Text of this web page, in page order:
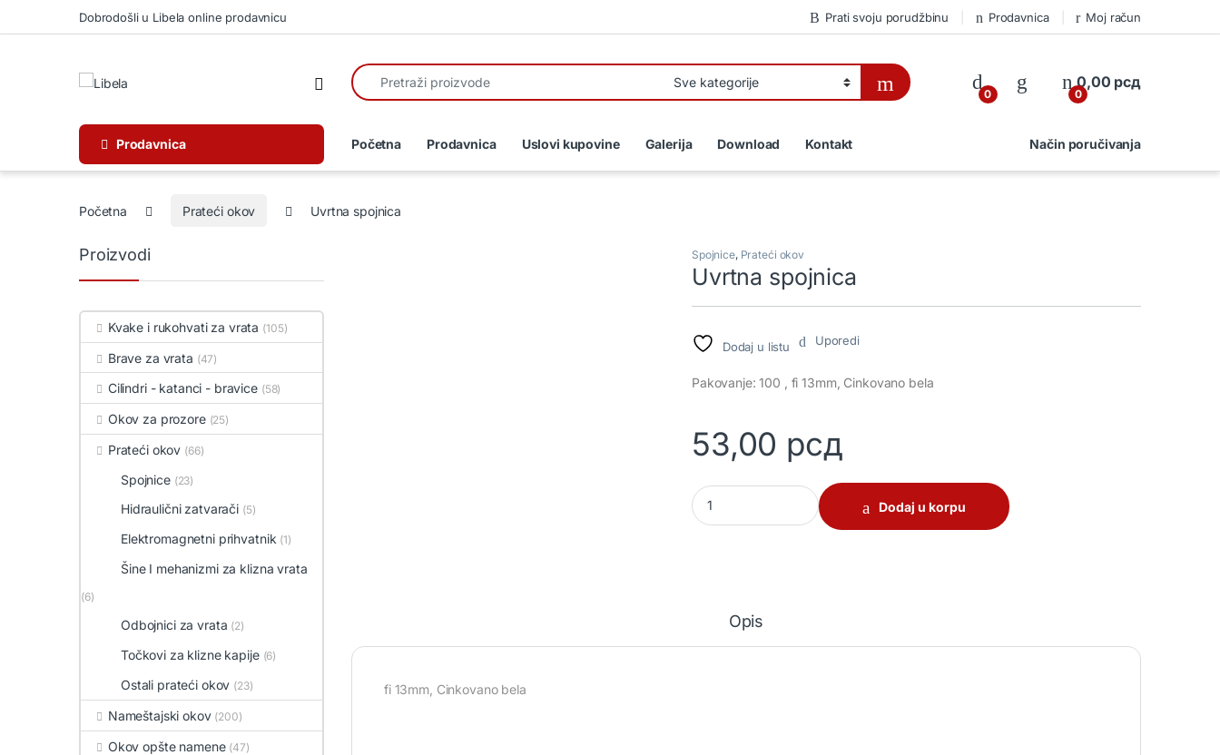
Skip to navigation
Skip to contentDobrodošli u Libela online prodavnicu Prati svoju porudžbinu Prodavnica Moj račun
Open
Search for:
0 0
0,00 рсд
Prodavnica Početna Prodavnica Uslovi kupovine Galerija Download Kontakt Način poručivanja
Početna Prateći okov Uvrtna spojnica
Spojnice, Prateći okov
Uvrtna spojnica
Dodaj u listu Uporedi
Pakovanje: 100 , fi 13mm, Cinkovano bela
53,00 рсд
Uvrtna spojnica quantity
Dodaj u korpu
Opis
fi 13mm, Cinkovano bela
Proizvodi
Kvake i rukohvati za vrata (105)
Brave za vrata (47)
Cilindri - katanci - bravice (58)
Okov za prozore (25)
Prateći okov (66)
Spojnice (23)
Hidraulični zatvarači (5)
Elektromagnetni prihvatnik (1)
Šine I mehanizmi za klizna vrata
(6)
Odbojnici za vrata (2)
Točkovi za klizne kapije (6)
Ostali prateći okov (23)
Nameštajski okov (200)
Okov opšte namene (47)